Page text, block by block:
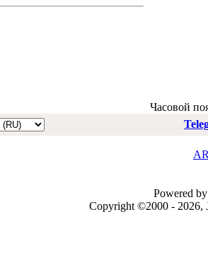
Часовой
Powered
Copyright ©2000 - 2026,